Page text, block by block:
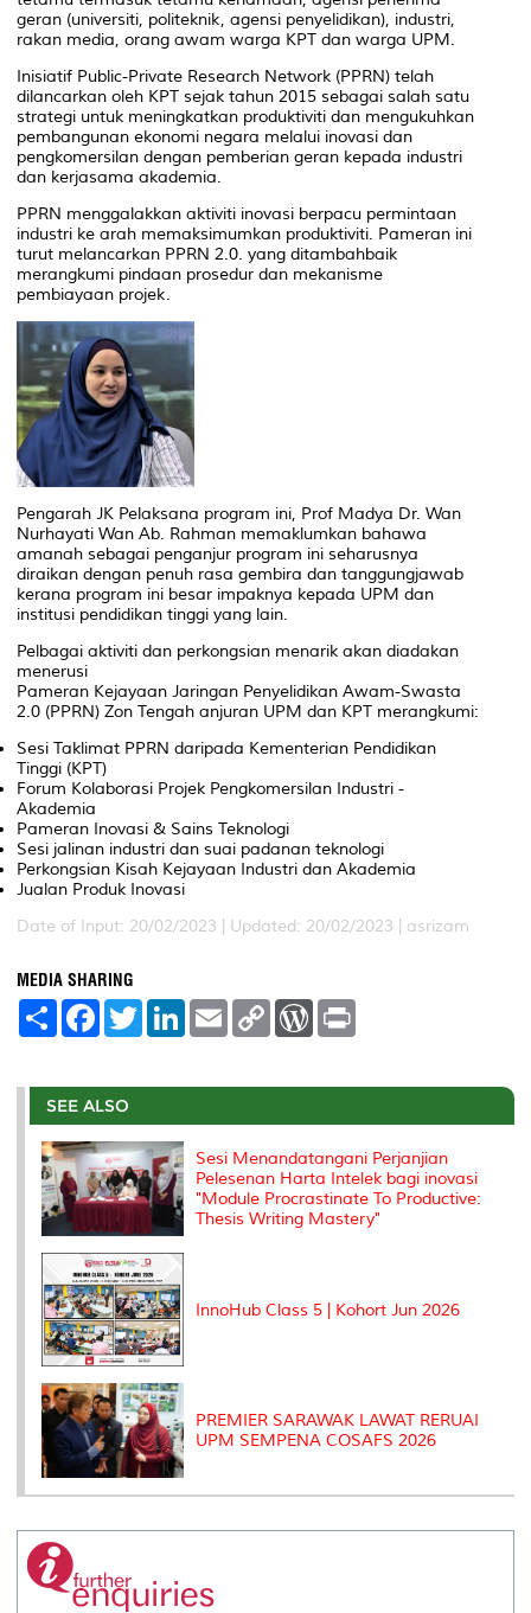
geran (universiti, politeknik, agensi penyelidikan), industri,
rakan media, orang awam warga KPT dan warga UPM.
Inisiatif Public-Private Research Network (PPRN) telah
dilancarkan oleh KPT sejak tahun 2015 sebagai salah satu
strategi untuk meningkatkan produktiviti dan mengukuhkan
pembangunan ekonomi negara melalui inovasi dan
pengkomersilan dengan pemberian geran kepada industri
dan kerjasama akademia.
PPRN menggalakkan aktiviti inovasi berpacu permintaan
industri ke arah memaksimumkan produktiviti. Pameran ini
turut melancarkan PPRN 2.0. yang ditambahbaik
merangkumi pindaan prosedur dan mekanisme
pembiayaan projek.
Pengarah JK Pelaksana program ini, Prof Madya Dr. Wan
Nurhayati Wan Ab. Rahman memaklumkan bahawa
amanah sebagai penganjur program ini seharusnya
diraikan dengan penuh rasa gembira dan tanggungjawab
kerana program ini besar impaknya kepada UPM dan
institusi pendidikan tinggi yang lain.
Pelbagai aktiviti dan perkongsian menarik akan diadakan
menerusi
Pameran Kejayaan Jaringan Penyelidikan Awam-Swasta
2.0 (PPRN) Zon Tengah anjuran UPM dan KPT merangkumi:
Sesi Taklimat PPRN daripada Kementerian Pendidikan
Tinggi (KPT)
Forum Kolaborasi Projek Pengkomersilan Industri -
Akademia
Pameran Inovasi & Sains Teknologi
Sesi jalinan industri dan suai padanan teknologi
Perkongsian Kisah Kejayaan Industri dan Akademia
Jualan Produk Inovasi
Date of Input: 20/02/2023 | Updated: 20/02/2023 | asrizam
MEDIA SHARING
S
e
F
a
b
o
o
k
T
w
t
r
L
e
I
E
m
l
C
L
n
W
P
e
s
t
SEE ALSO
Sesi Menandatangani Perjanjian
Pelesenan Harta Intelek bagi inovasi
"Module Procrastinate To Productive:
Thesis Writing Mastery"
InnoHub Class 5 | Kohort Jun 2026
PREMIER SARAWAK LAWAT RERUAI
UPM SEMPENA COSAFS 2026